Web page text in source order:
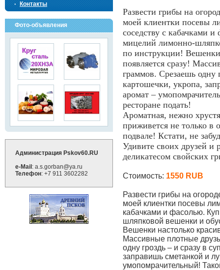
Развести грибы на
моей клиентки посевы
соседству с кабачками
мицелий лимонно-
по инструкции! Вешенки
появляется сразу!
граммов. Срезаешь одну
картошечки, укропа,
аромат –
ресторане подать!
Ароматная, нежно
приживется не только в
подвале! Кстати, не
Удивите своих друзей и
деликатесом свойских
Стоимость: 1550 RUB
Развести грибы на
моей клиентки посевы
кабачками и фасолью.
шляпковой вешенки и
Вешенки настолько
Массивные плотные
одну гроздь – и сразу в
заправишь сметанкой и
умопомрачительный!
Контакты
Фото-объявления
Администрация Pskov60.RU
e-Mail : a.s.gorban@ya.ru
Телефон: +7 911 3602282